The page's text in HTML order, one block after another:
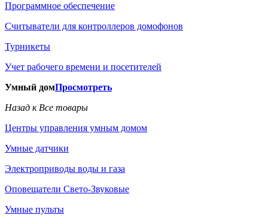
Программное обеспечение
Считыватели для контроллеров домофонов
Турникеты
Учет рабочего времени и посетителей
Умный домПросмотреть
Назад к Все товары
Центры управления умным домом
Умные датчики
Электроприводы воды и газа
Оповещатели Свето-Звуковые
Умные пульты